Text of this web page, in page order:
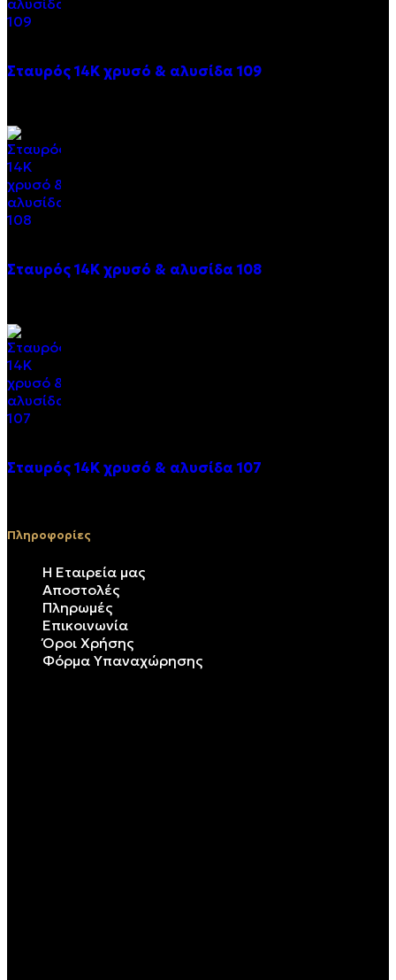
Σταυρός 14Κ χρυσό & αλυσίδα 109
Σταυρός 14Κ χρυσό & αλυσίδα 108
Σταυρός 14Κ χρυσό & αλυσίδα 107
Πληροφορίες
Η Εταιρεία μας
Αποστολές
Πληρωμές
Επικοινωνία
Όροι Χρήσης
Φόρμα Υπαναχώρησης